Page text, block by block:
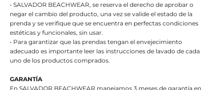
• SALVADOR BEACHWEAR, se reserva el derecho de aprobar o
negar el cambio del producto, una vez se valide el estado de la
prenda y se verifique que se encuentra en perfectas condiciones
estéticas y funcionales, sin usar.
• Para garantizar que las prendas tengan el envejecimiento
adecuado es importante leer las instrucciones de lavado de cada
uno de los productos comprados.
GARANTÍA
En SALVADOR BEACHWEAR manejamos 3 meses de garantía en